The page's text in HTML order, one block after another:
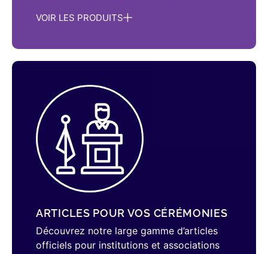
VOIR LES PRODUITS
ARTICLES POUR VOS CÉRÉMONIES
Découvrez notre large gamme d’articles
officiels pour institutions et associations